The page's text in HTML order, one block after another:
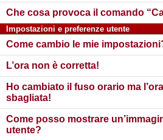
Che cosa provoca il comando
Impostazioni e preferenze utente
Come cambio le mie
L’ora non è corretta!
Ho cambiato il fuso orario ma
sbagliata!
Come posso mostrare
utente?